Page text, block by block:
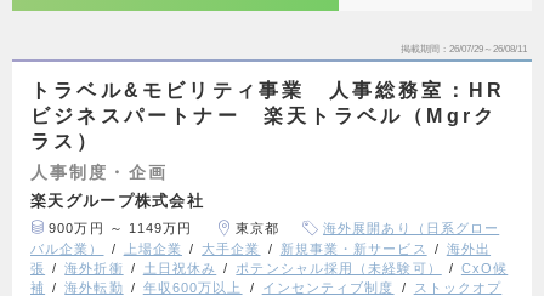
掲載期間 26/07/29～26/08/11
トラベル&モビリティ事業 人事総務室：HR
ビジネスパートナー 楽天トラベル（Mgrク
ラス）
人事制度・企画
楽天グループ株式会社
900万円 ～ 1149万円 東京都
海外展開あり（日系グロー
バル企業）
上場企業 大手企業 新規事業・新サービス
海外出
張
海外折衝 土日祝休み ポテンシャル採用（未経験可）
CxO候
補
海外転勤 年収600万以上 インセンティブ制度
ストックオプ